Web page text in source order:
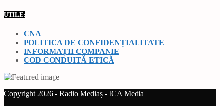
UTILE:
CNA
POLITICA DE CONFIDENȚIALITATE
INFORMAȚII COMPANIE
COD CONDUITĂ ETICĂ
Copyright 2026 - Radio Mediaș - ICA Media